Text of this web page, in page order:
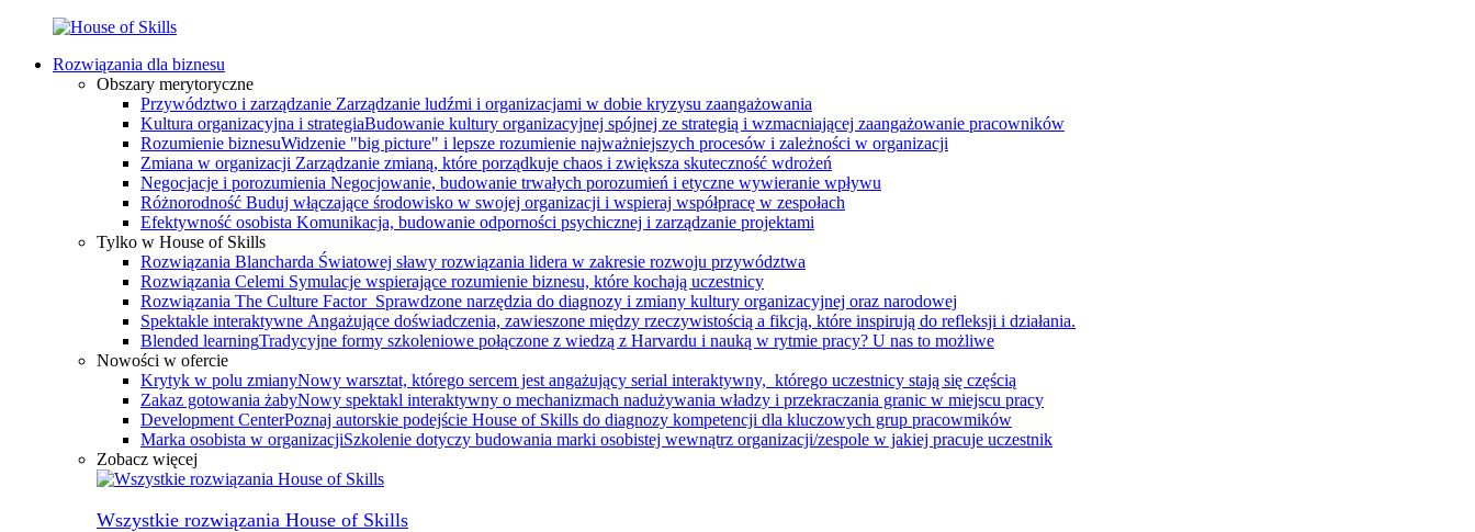
Rozwiązania dla biznesu
Obszary merytoryczne
Przywództwo i zarządzanie Zarządzanie ludźmi i organizacjami w dobie kryzysu zaangażowania
Kultura organizacyjna i strategiaBudowanie kultury organizacyjnej spójnej ze strategią i wzmacniającej zaangażowanie pracowników
Rozumienie biznesuWidzenie "big picture" i lepsze rozumienie najważniejszych procesów i zależności w organizacji
Zmiana w organizacji Zarządzanie zmianą, które porządkuje chaos i zwiększa skuteczność wdrożeń
Negocjacje i porozumienia Negocjowanie, budowanie trwałych porozumień i etyczne wywieranie wpływu
Różnorodność Buduj włączające środowisko w swojej organizacji i wspieraj współpracę w zespołach
Efektywność osobista Komunikacja, budowanie odporności psychicznej i zarządzanie projektami
Tylko w House of Skills
Rozwiązania Blancharda Światowej sławy rozwiązania lidera w zakresie rozwoju przywództwa
Rozwiązania Celemi Symulacje wspierające rozumienie biznesu, które kochają uczestnicy
Rozwiązania The Culture Factor Sprawdzone narzędzia do diagnozy i zmiany kultury organizacyjnej oraz narodowej
Spektakle interaktywne Angażujące doświadczenia, zawieszone między rzeczywistością a fikcją, które inspirują do refleksji i działania.
Blended learningTradycyjne formy szkoleniowe połączone z wiedzą z Harvardu i nauką w rytmie pracy? U nas to możliwe
Nowości w ofercie
Krytyk w polu zmianyNowy warsztat, którego sercem jest angażujący serial interaktywny, ​ którego uczestnicy stają się częścią
Zakaz gotowania żabyNowy spektakl interaktywny o mechanizmach nadużywania władzy i przekraczania granic w miejscu pracy
Development CenterPoznaj autorskie podejście House of Skills do diagnozy kompetencji dla kluczowych grup pracowmików
Marka osobista w organizacjiSzkolenie dotyczy budowania marki osobistej wewnątrz organizacji/zespole w jakiej pracuje uczestnik
Zobacz więcej
Wszystkie rozwiązania House of Skills